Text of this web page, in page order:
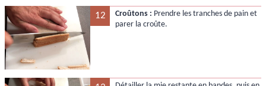
12 Croûtons : Prendre les tranches de pain et
parer la croûte.